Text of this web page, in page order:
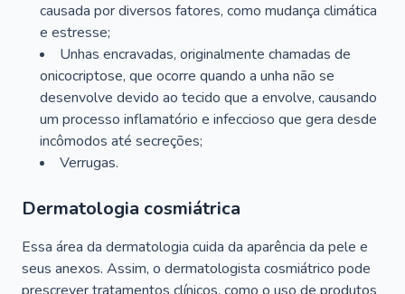
causada por diversos fatores, como mudança climática
e estresse;
Unhas encravadas, originalmente chamadas de
onicocriptose, que ocorre quando a unha não se
desenvolve devido ao tecido que a envolve, causando
um processo inflamatório e infeccioso que gera desde
incômodos até secreções;
Verrugas.
Dermatologia cosmiátrica
Essa área da dermatologia cuida da aparência da pele e
seus anexos. Assim, o dermatologista cosmiátrico pode